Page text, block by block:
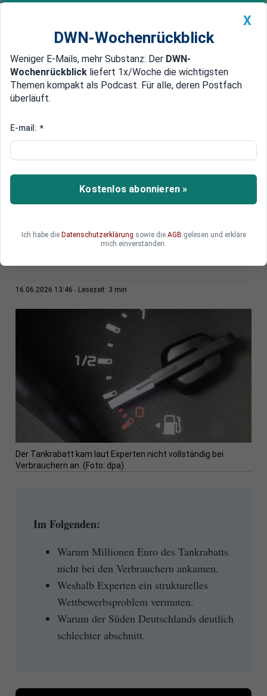
Newsticker MEIN DWN: Geldanlage Premium
Edelmetalle DWN-Magazin China
Tankrabatt verpufft: Millionen
Der Tankrabatt sollte Autofahrer entlasten –
doch nach Einschätzung von Experten kam ein
Teil der Milliarden gar nicht bei ihnen an.
16.06.2026 13:46 Lesezeit: 3 min
Der Tankrabatt kam laut Experten nicht vollständig bei
Verbrauchern an. (Foto: dpa)
Im Folgenden:
Warum Millionen Euro des Tankrabatts
nicht bei den Verbrauchern ankamen.
Weshalb Experten ein strukturelles
Wettbewerbsproblem vermuten.
Warum der Süden Deutschlands deutlich
schlechter abschnitt.
X
DWN-Wochenrückblick
Weniger E-Mails, mehr Substanz: Der DWN-
Wochenrückblick liefert 1x/Woche die wichtigsten
Themen kompakt als Podcast. Für alle, deren Postfach
überläuft.
E-mail: *
Kostenlos abonnieren »
Ich habe die Datenschutzerklärung sowie die AGB gelesen und erkläre
mich einverstanden.